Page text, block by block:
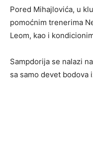
Pored Mihajlovića, u
pomoćnim trenerima
Leom, kao i
Sampdorija se nalazi
sa samo devet bodova